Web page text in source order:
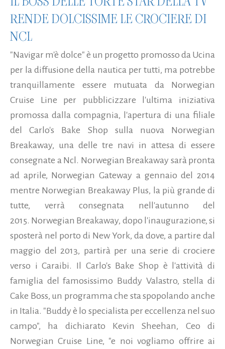
RENDE DOLCISSIME LE CROCIERE DI
NCL
"Navigar m'è dolce" è un progetto promosso da Ucina
per la diffusione della nautica per tutti, ma potrebbe
tranquillamente essere mutuata da Norwegian
Cruise Line per pubblicizzare l'ultima iniziativa
promossa dalla compagnia, l'apertura di una filiale
del Carlo's Bake Shop sulla nuova Norwegian
Breakaway, una delle tre navi in attesa di essere
consegnate a Ncl. Norwegian Breakaway sarà pronta
ad aprile, Norwegian Gateway a gennaio del 2014
mentre Norwegian Breakaway Plus, la più grande di
tutte, verrà consegnata nell'autunno del
2015. Norwegian Breakaway, dopo l'inaugurazione, si
sposterà nel porto di New York, da dove, a partire dal
maggio del 2013, partirà per una serie di crociere
verso i Caraibi. Il Carlo's Bake Shop è l'attività di
famiglia del famosissimo Buddy Valastro, stella di
Cake Boss, un programma che sta spopolando anche
in Italia. "Buddy è lo specialista per eccellenza nel suo
campo", ha dichiarato Kevin Sheehan, Ceo di
Norwegian Cruise Line, "e noi vogliamo offrire ai